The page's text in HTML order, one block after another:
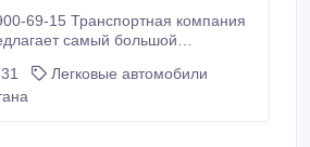
самый большой
работает на постоянной
компаниями, и
Легковые автомобили